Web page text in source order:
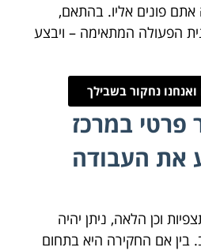
פונים אליו. בהתאם,
הפעולה המתאימה – ויבצע
נחקור בשבילך
פרטי במרכז
את העבודה
וכן הלאה, ניתן יהיה
אם החקירה היא בתחום